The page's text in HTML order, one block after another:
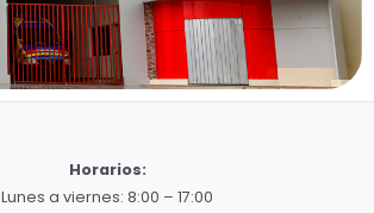
Horarios:
Lunes a viernes: 8:00 – 17:00